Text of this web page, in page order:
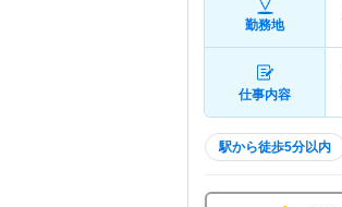
勤務地
仕事内容
駅から徒歩5分以内